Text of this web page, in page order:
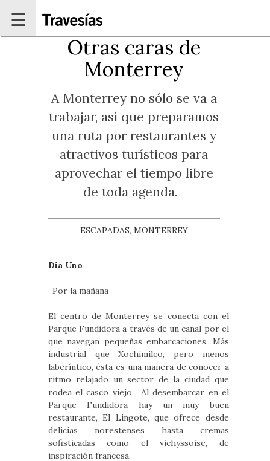
☰
Otras caras de
Monterrey
A Monterrey no sólo se va a
trabajar, así que preparamos
una ruta por restaurantes y
atractivos turísticos para
aprovechar el tiempo libre
de toda agenda.
ESCAPADAS, MONTERREY
Día Uno
-Por la mañana
El centro de Monterrey se conecta con el
Parque Fundidora a través de un canal por el
que navegan pequeñas embarcaciones. Más
industrial que Xochimilco, pero menos
laberíntico, ésta es una manera de conocer a
ritmo relajado un sector de la ciudad que
rodea el casco viejo. Al desembarcar en el
Parque Fundidora hay un muy buen
restaurante, El Lingote, que ofrece desde
delicias norestenses hasta cremas
sofisticadas como el vichyssoise, de
inspiración francesa.